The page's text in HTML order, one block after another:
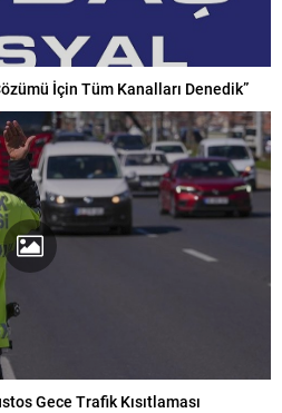
İçin Tüm Kanalları Denedik”
Gece Trafik Kısıtlaması